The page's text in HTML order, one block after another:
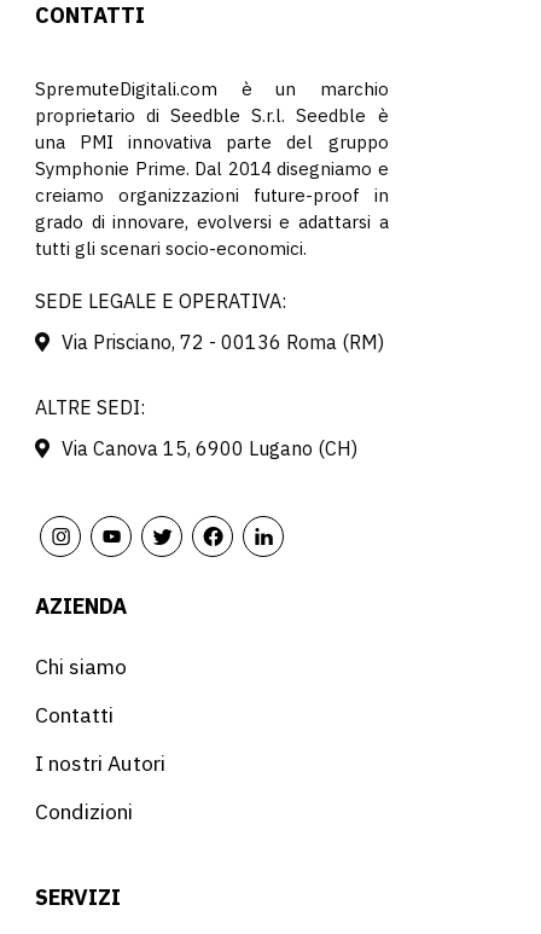
CONTATTI
SpremuteDigitali.com è un marchio
proprietario di Seedble S.r.l. Seedble è
una PMI innovativa parte del gruppo
Symphonie Prime. Dal 2014 disegniamo e
creiamo organizzazioni future-proof in
grado di innovare, evolversi e adattarsi a
tutti gli scenari socio-economici.
SEDE LEGALE E OPERATIVA:
Via Prisciano, 72 - 00136 Roma (RM)
ALTRE SEDI:
Via Canova 15, 6900 Lugano (CH)
AZIENDA
Chi siamo
Contatti
I nostri Autori
Condizioni
SERVIZI